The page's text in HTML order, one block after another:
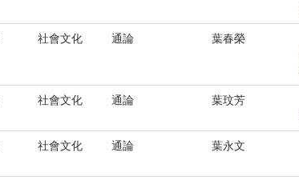
社會文化 通論 葉春榮
社會文化 通論 葉玟芳
社會文化 通論 葉永文